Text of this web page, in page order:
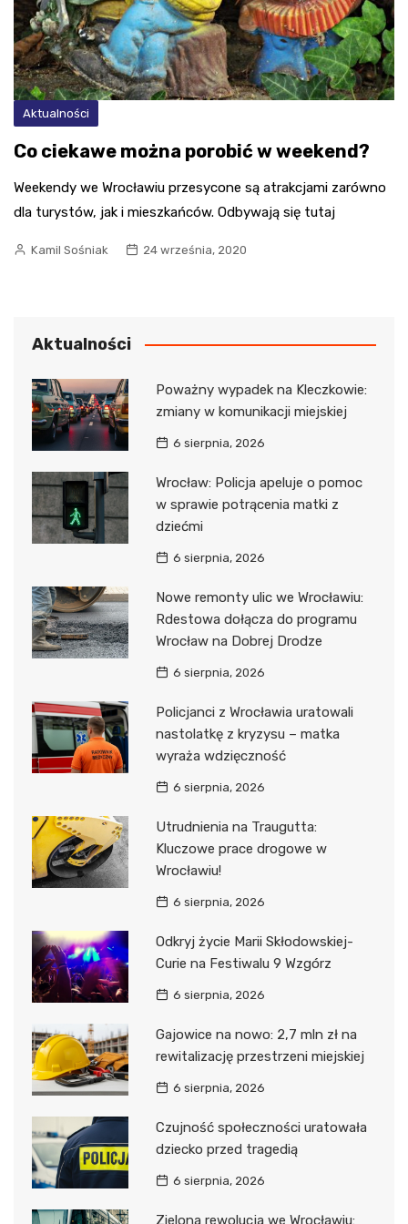
Aktualności
Co ciekawe można porobić w weekend?
Weekendy we Wrocławiu przesycone są atrakcjami zarówno
dla turystów, jak i mieszkańców. Odbywają się tutaj
Kamil Sośniak 24 września, 2020
Aktualności
Poważny wypadek na Kleczkowie:
zmiany w komunikacji miejskiej
6 sierpnia, 2026
Wrocław: Policja apeluje o pomoc
w sprawie potrącenia matki z
dziećmi
6 sierpnia, 2026
Nowe remonty ulic we Wrocławiu:
Rdestowa dołącza do programu
Wrocław na Dobrej Drodze
6 sierpnia, 2026
Policjanci z Wrocławia uratowali
nastolatkę z kryzysu – matka
wyraża wdzięczność
6 sierpnia, 2026
Utrudnienia na Traugutta:
Kluczowe prace drogowe w
Wrocławiu!
6 sierpnia, 2026
Odkryj życie Marii Skłodowskiej-
Curie na Festiwalu 9 Wzgórz
6 sierpnia, 2026
Gajowice na nowo: 2,7 mln zł na
rewitalizację przestrzeni miejskiej
6 sierpnia, 2026
Czujność społeczności uratowała
dziecko przed tragedią
6 sierpnia, 2026
Zielona rewolucja we Wrocławiu: